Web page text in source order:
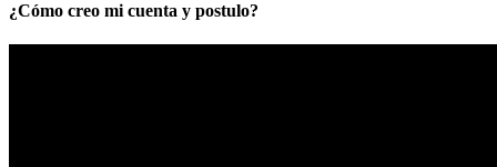
¿Cómo creo mi cuenta y postulo?